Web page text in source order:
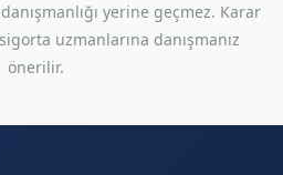
yerine geçmez. Karar
uzmanlarına danışmanız
önerilir.